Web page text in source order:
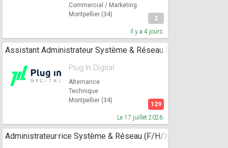
Commercial / Marketing
Montpellier (34)
Il y a 4 jours
2
Alternance
Assistant Administrateur Système & Réseau (F/H/X)
Plug In Digital
Technique
Montpellier (34)
Le 17 juillet 2026
129
Administrateur·rice Système & Réseau (F/H/X)